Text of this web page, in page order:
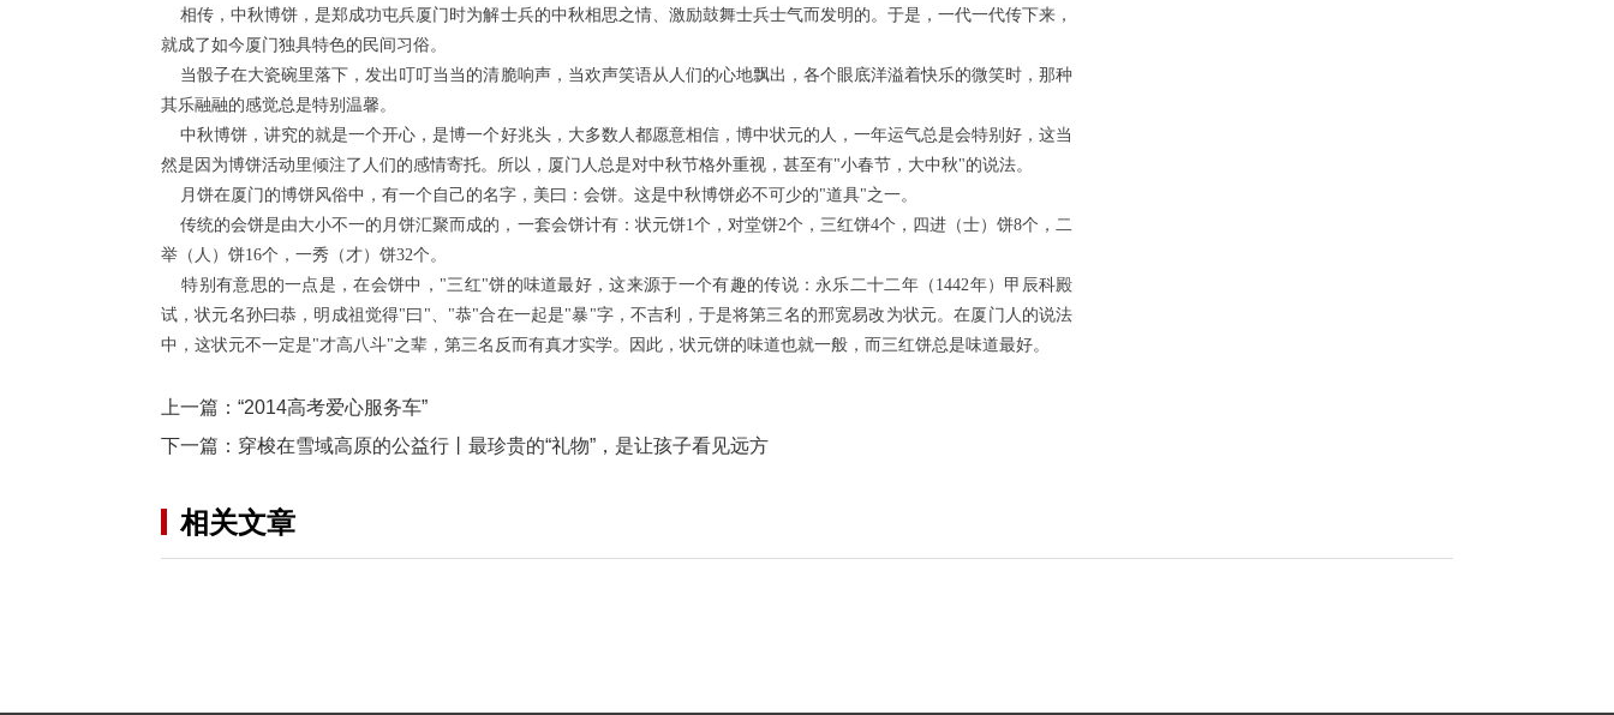
相传，中秋博饼，是郑成功屯兵厦门时为解士兵的中秋相思之情、激励鼓舞士兵士气而发明的。于是，一代一代传下来，
就成了如今厦门独具特色的民间习俗。
当骰子在大瓷碗里落下，发出叮叮当当的清脆响声，当欢声笑语从人们的心地飘出，各个眼底洋溢着快乐的微笑时，那种
其乐融融的感觉总是特别温馨。
中秋博饼，讲究的就是一个开心，是博一个好兆头，大多数人都愿意相信，博中状元的人，一年运气总是会特别好，这当
然是因为博饼活动里倾注了人们的感情寄托。所以，厦门人总是对中秋节格外重视，甚至有"小春节，大中秋"的说法。
月饼在厦门的博饼风俗中，有一个自己的名字，美曰：会饼。这是中秋博饼必不可少的"道具"之一。
传统的会饼是由大小不一的月饼汇聚而成的，一套会饼计有：状元饼1个，对堂饼2个，三红饼4个，四进（士）饼8个，二
举（人）饼16个，一秀（才）饼32个。
特别有意思的一点是，在会饼中，"三红"饼的味道最好，这来源于一个有趣的传说：永乐二十二年（1442年）甲辰科殿
试，状元名孙曰恭，明成祖觉得"曰"、"恭"合在一起是"暴"字，不吉利，于是将第三名的邢宽易改为状元。在厦门人的说法
中，这状元不一定是"才高八斗"之辈，第三名反而有真才实学。因此，状元饼的味道也就一般，而三红饼总是味道最好。
上一篇： “2014高考爱心服务车”
下一篇： 穿梭在雪域高原的公益行丨最珍贵的“礼物”，是让孩子看见远方
相关文章